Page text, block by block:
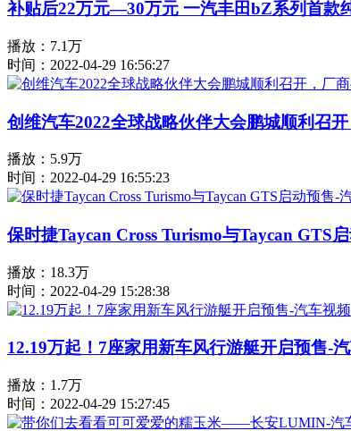
补贴后22万元—30万元 一汽丰田bZ系列首款
播放：7.1万
时间：2022-04-29 16:56:27
创维汽车2022全球战略伙伴大会鹏城顺利召
播放：5.9万
时间：2022-04-29 16:55:23
保时捷Taycan Cross Turismo与Taycan GTS
播放：18.3万
时间：2022-04-29 15:28:38
12.19万起！7座家用新车风行游艇开启预售-
播放：1.7万
时间：2022-04-29 15:27:45